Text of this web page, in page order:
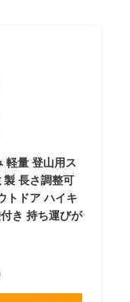
軽量 登山用ス
製 長さ調整可
トドア ハイキ
き 持ち運びが